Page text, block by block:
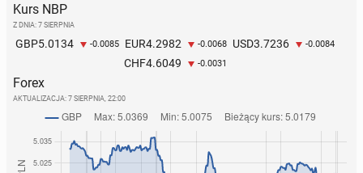
Kurs NBP
Z DNIA: 7 SIERPNIA
GBP5.0134 -0.0085 EUR4.2982 -0.0068 USD3.7236 -0.0084
CHF4.6049 -0.0031
Forex
AKTUALIZACJA: 7 SIERPNIA, 22:00